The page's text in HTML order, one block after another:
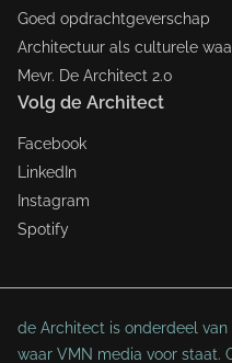
Goed opdrachtgeverschap
Architectuur als culturele
Mevr. De Architect 2.0
Volg de Architect
Facebook
LinkedIn
Instagram
Spotify
de Architect is onderdeel van
waar VMN media voor staat.